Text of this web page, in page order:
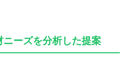
ニーズを分析した提案